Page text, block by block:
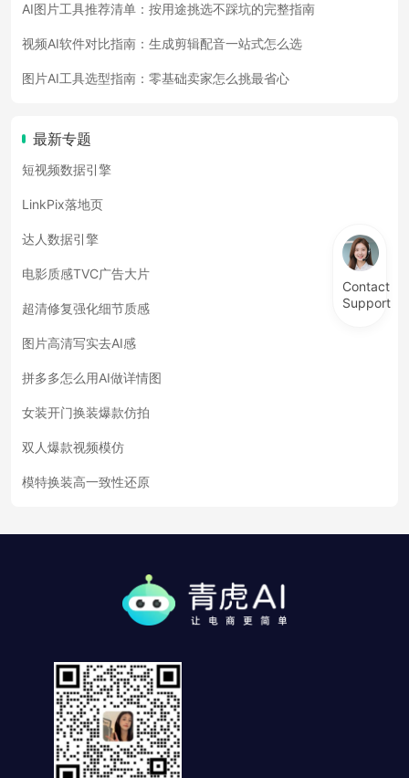
AI图片工具推荐清单：按用途挑选不踩坑的完整指南
视频AI软件对比指南：生成剪辑配音一站式怎么选
图片AI工具选型指南：零基础卖家怎么挑最省心
最新专题
短视频数据引擎
LinkPix落地页
达人数据引擎
电影质感TVC广告大片
超清修复强化细节质感
图片高清写实去AI感
拼多多怎么用AI做详情图
女装开门换装爆款仿拍
双人爆款视频模仿
模特换装高一致性还原
Contact
Support